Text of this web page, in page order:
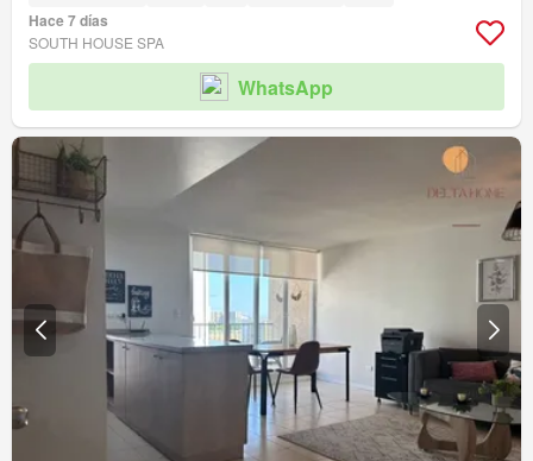
Hace 7 días
SOUTH HOUSE SPA
WhatsApp